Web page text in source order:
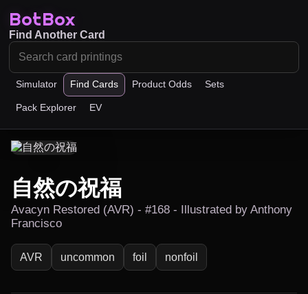
BotBox
Simulator Find Cards Product Odds Sets
Pack Explorer EV
Find Another Card
自然の祝福
Avacyn Restored (AVR) - #168 - Illustrated by Anthony
Francisco
AVR uncommon foil nonfoil